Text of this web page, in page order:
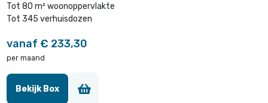
Tot 80 m² woonoppervlakte
Tot 345 verhuisdozen
vanaf € 233,30
per maand
Bekijk Box